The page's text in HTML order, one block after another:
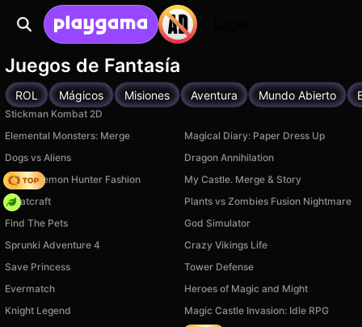
Juegos de Fantasía
ROL Mágicos Misiones Aventura Mundo Abierto
Stickman Kombat 2D
Elemental Monsters: Merge
Magical Diary: Paper Dress Up
Dogs vs Aliens
Dragon Annihilation
K-Pop Demon Hunter Fashion
My Castle. Merge & Story
Whatcraft
Plants vs Zombies Fusion Nightmare
Find The Pets
God Simulator
Sprunki Adventure 4
Crazy Vikings Life
Save Princess
Tower Defense
Evermatch
Heroes of Magic and Might
Knight Legend
Magic Castle Invasion: Idle RPG